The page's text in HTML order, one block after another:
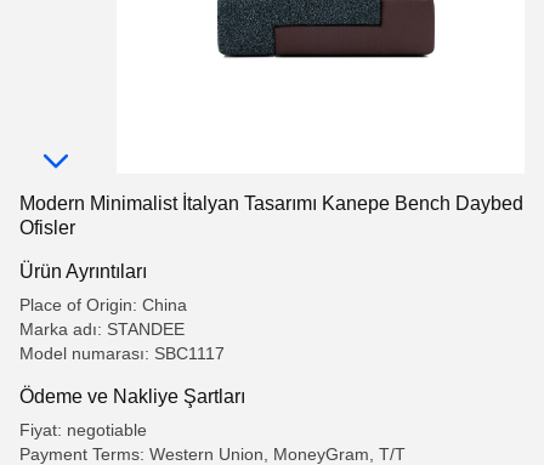
Modern Minimalist İtalyan Tasarımı Kanepe Bench Daybed
Ofisler
Ürün Ayrıntıları
Place of Origin: China
Marka adı: STANDEE
Model numarası: SBC1117
Ödeme ve Nakliye Şartları
Fiyat: negotiable
Payment Terms: Western Union, MoneyGram, T/T